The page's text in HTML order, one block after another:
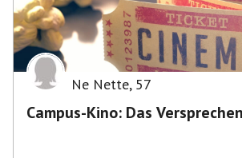
Ne Nette, 57
Campus-Kino: Das Versprechen